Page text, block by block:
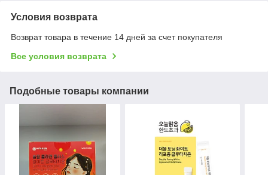
Условия возврата
Возврат товара в течение 14 дней за счет покупателя
Все условия возврата
Подобные товары компании